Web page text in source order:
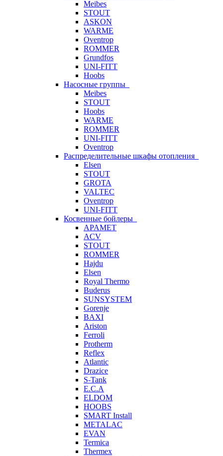
Meibes
STOUT
ASKON
WARME
Oventrop
ROMMER
Grundfos
UNI-FITT
Hoobs
Насосные группы
Meibes
STOUT
Hoobs
WARME
ROMMER
UNI-FITT
Oventrop
Распределительные шкафы отопления
Elsen
STOUT
GROTA
VALTEC
Oventrop
UNI-FITT
Косвенные бойлеры
APAMET
ACV
STOUT
ROMMER
Hajdu
Elsen
Royal Thermo
Buderus
SUNSYSTEM
Gorenje
BAXI
Ariston
Ferroli
Protherm
Reflex
Atlantic
Drazice
S-Tank
E.C.A
ELDOM
HOOBS
SMART Install
METALAC
EVAN
Termica
Thermex